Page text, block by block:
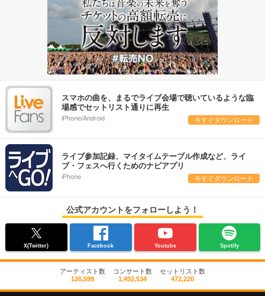
スマホの曲を、まるでライブ会場で聴いているような臨
場感でセットリスト通りに再生
iPhone/Android 今すぐダウンロード
ライブ参加記録、マイタイムテーブル作成など、ライ
ブ・フェスへ行くためのナビアプリ
iPhone 今すぐダウンロード
公式アカウントをフォローしよう！
X(Twitter) Facebook Youtube Spotify
アーティスト数
126,599
コンサート数
1,492,534
セットリスト数
472,220